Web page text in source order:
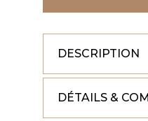
DESCRIPTION
DÉTAILS &